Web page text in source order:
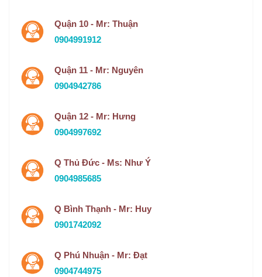
Quận 10 - Mr: Thuận
0904991912
Quận 11 - Mr: Nguyên
0904942786
Quận 12 - Mr: Hưng
0904997692
Q Thủ Đức - Ms: Như Ý
0904985685
Q Bình Thạnh - Mr: Huy
0901742092
Q Phú Nhuận - Mr: Đạt
0904744975